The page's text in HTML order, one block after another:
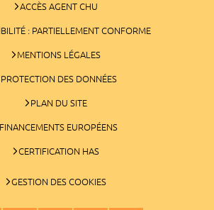
ACCÈS AGENT CHU
: PARTIELLEMENT CONFORME
MENTIONS LÉGALES
PROTECTION DES DONNÉES
PLAN DU SITE
FINANCEMENTS EUROPÉENS
CERTIFICATION HAS
GESTION DES COOKIES